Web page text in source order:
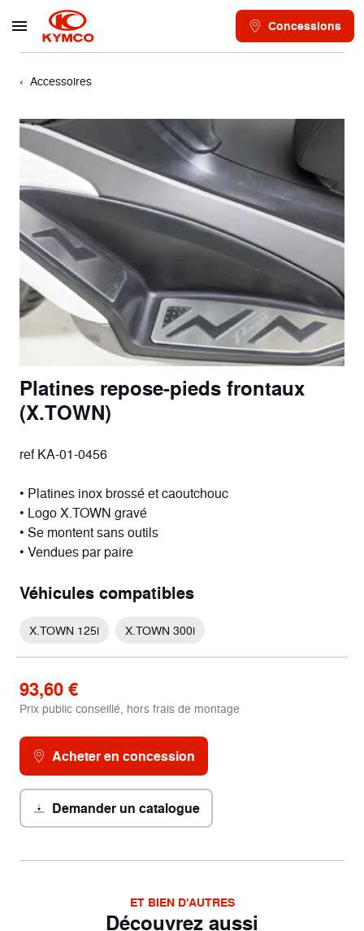
Concessions
Accessoires
Platines repose-pieds frontaux
(X.TOWN)
ref KA-01-0456
• Platines inox brossé et caoutchouc
• Logo X.TOWN gravé
• Se montent sans outils
• Vendues par paire
Véhicules compatibles
X.TOWN 125i X.TOWN 300i
93,60 €
Prix public conseillé, hors frais de montage
Acheter en concession
Demander un catalogue
ET BIEN D'AUTRES
Découvrez aussi